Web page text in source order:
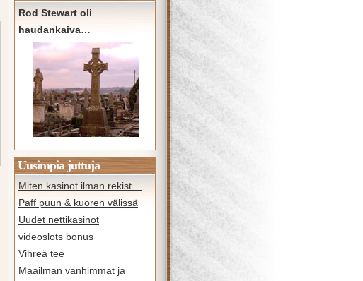
Rod Stewart oli
haudankaiva…
Uusimpia juttuja
Miten kasinot ilman rekist…
Paff puun & kuoren välissä
Uudet nettikasinot
videoslots bonus
Vihreä tee
Maailman vanhimmat ja